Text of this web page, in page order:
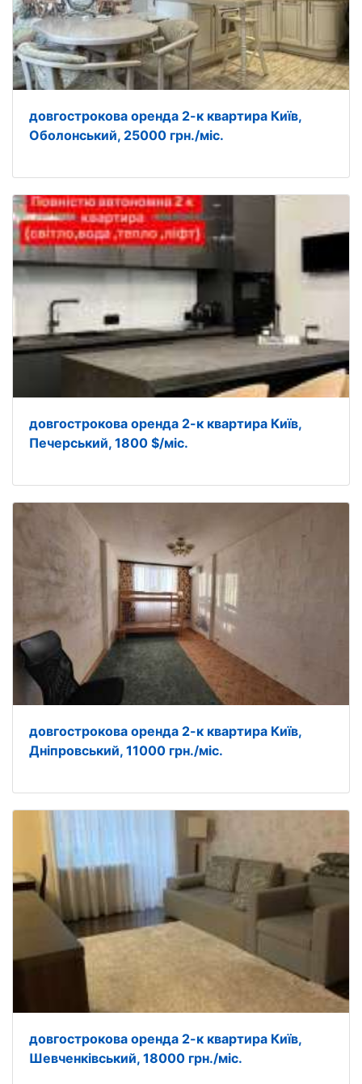
довгострокова оренда 2-к квартира Київ,
Оболонський, 25000 грн./міс.
довгострокова оренда 2-к квартира Київ,
Печерський, 1800 $/міс.
довгострокова оренда 2-к квартира Київ,
Дніпровський, 11000 грн./міс.
довгострокова оренда 2-к квартира Київ,
Шевченківський, 18000 грн./міс.